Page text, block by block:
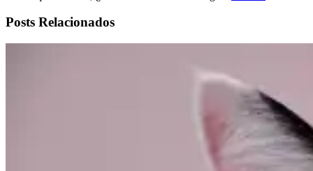
Posts Relacionados